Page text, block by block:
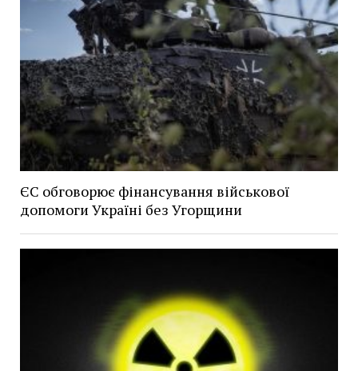
ЄС обговорює фінансування військової
допомоги Україні без Угорщини